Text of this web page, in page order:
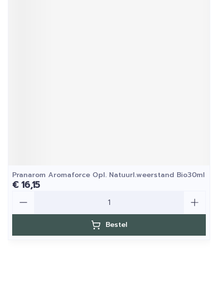
Pranarom Aromaforce Opl. Natuurl.weerstand Bio30ml
€ 16,15
Bestel